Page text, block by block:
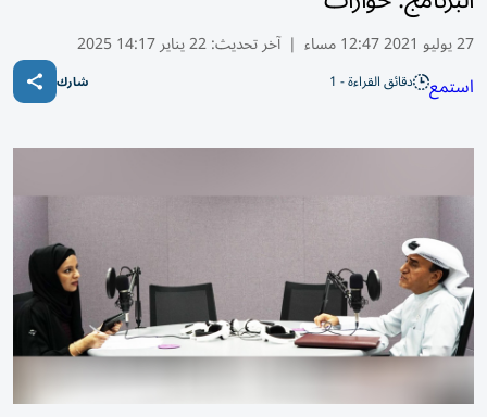
27 يوليو 2021 12:47 مساء | آخر تحديث:22 يناير 14:17 2025
استمع دقائق القراءة - 1 شارك